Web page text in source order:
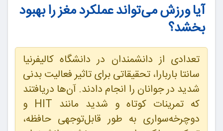
آیا ورزش می‌تواند عملکرد مغز را بهبود
بخشد؟
تعدادی از دانشمندان در دانشگاه کالیفرنیا
سانتا باربارا، تحقیقاتی برای تاثیر فعالیت بدنی
شدید در جوانان را انجام دادند. آن‌ها دریافتند
که تمرینات کوتاه و شدید مانند HIT و
دوچرخه‌سواری به طور قابل‌توجهی حافظه،